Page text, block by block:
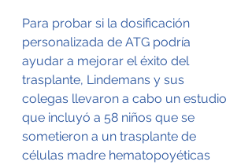
Para probar si la dosificación
personalizada de ATG podría
ayudar a mejorar el éxito del
trasplante, Lindemans y sus
colegas llevaron a cabo un estudio
que incluyó a 58 niños que se
sometieron a un trasplante de
células madre hematopoyéticas